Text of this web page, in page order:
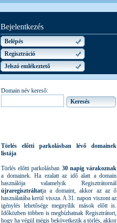
Bejelentkezés
Belépés
Regisztráció
Jelszó emlékeztető
Domain név kereső:
Törlés előtti parkolásban lévő domainek
listája
Törlés előtti parkolásban 30 napig várakoznak
a domainek. Ha ezalatt az idő alatt a domain
használója valamelyik Regisztrátornál
újraregisztráltatja a domaint, akkor az az ő
használatába kerül vissza. A 31. napon viszont az
igénylés lehetősége megnyílik mások előtt is.
Időközben többen is megbízhatnak Regisztrátort,
hogy ha végül mégis bekövetkezik a törlés, akkor